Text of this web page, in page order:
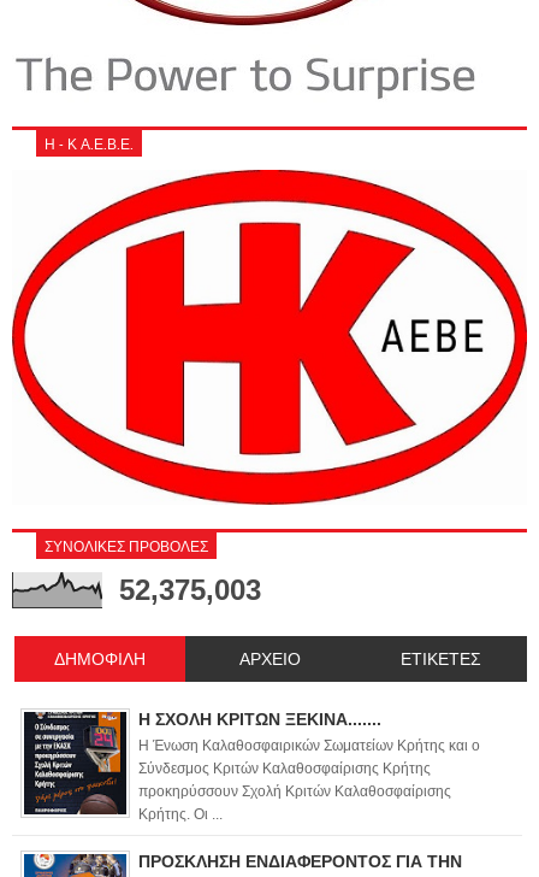
Η - Κ Α.Ε.Β.Ε.
ΣΥΝΟΛΙΚΕΣ ΠΡΟΒΟΛΕΣ
52,375,003
ΔΗΜΟΦΙΛΗ ΑΡΧΕΙΟ ΕΤΙΚΕΤΕΣ
Η ΣΧΟΛΗ ΚΡΙΤΩΝ ΞΕΚΙΝΑ.......
Η Ένωση Καλαθοσφαιρικών Σωματείων Κρήτης και ο
Σύνδεσμος Κριτών Καλαθοσφαίρισης Κρήτης
προκηρύσσουν Σχολή Κριτών Καλαθοσφαίρισης
Κρήτης. Οι ...
ΠΡΟΣΚΛΗΣΗ ΕΝΔΙΑΦΕΡΟΝΤΟΣ ΓΙΑ ΤΗΝ